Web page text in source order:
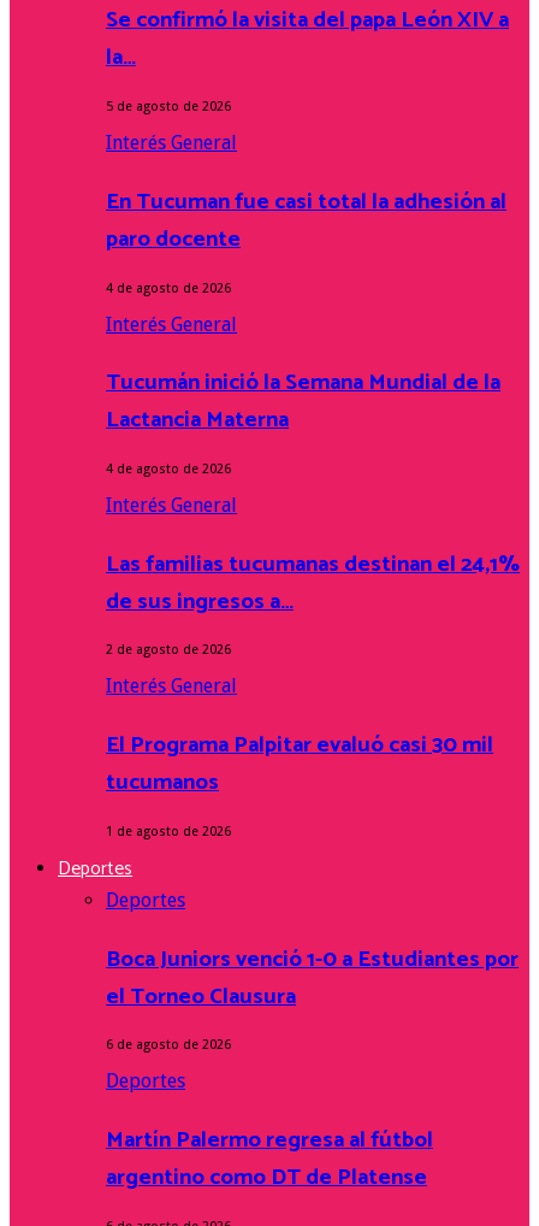
Se confirmó la visita del papa León XIV a
la…
5 de agosto de 2026
Interés General
En Tucuman fue casi total la adhesión al
paro docente
4 de agosto de 2026
Interés General
Tucumán inició la Semana Mundial de la
Lactancia Materna
4 de agosto de 2026
Interés General
Las familias tucumanas destinan el 24,1%
de sus ingresos a…
2 de agosto de 2026
Interés General
El Programa Palpitar evaluó casi 30 mil
tucumanos
1 de agosto de 2026
Deportes
Deportes
Boca Juniors venció 1-0 a Estudiantes por
el Torneo Clausura
6 de agosto de 2026
Deportes
Martín Palermo regresa al fútbol
argentino como DT de Platense